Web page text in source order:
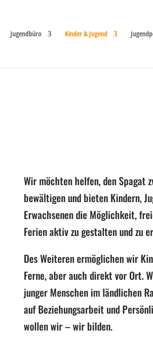
Jugendbüro Kinder & Jugend
Wir möchten helfen, den Spagat
bewältigen und bieten Kindern,
Erwachsenen die Möglichkeit,
Ferien aktiv zu gestalten und zu
Des Weiteren ermöglichen wir
Ferne, aber auch direkt vor Ort.
junger Menschen im ländlichen
auf Beziehungsarbeit und
wollen wir – wir bilden.